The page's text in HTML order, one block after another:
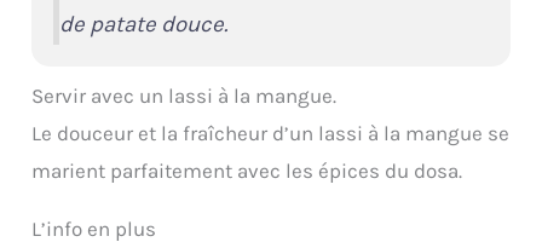
de patate douce.
Servir avec un lassi à la mangue.
Le douceur et la fraîcheur d’un lassi à la mangue se
marient parfaitement avec les épices du dosa.
L’info en plus